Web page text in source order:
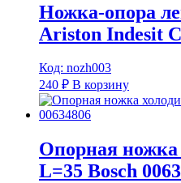
Ножка-опора
Ariston Indesit
Код: nozh003
240 ₽ В корзину
Опорная ножка
L=35 Bosch